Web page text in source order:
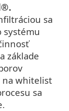
.
sa
systému
základe
na whitelist
sa